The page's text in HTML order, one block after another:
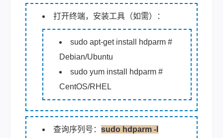
打开终端，安装工具（如需）：
sudo apt-get install hdparm #
Debian/Ubuntu
sudo yum install hdparm #
CentOS/RHEL
查询序列号： sudo hdparm -I